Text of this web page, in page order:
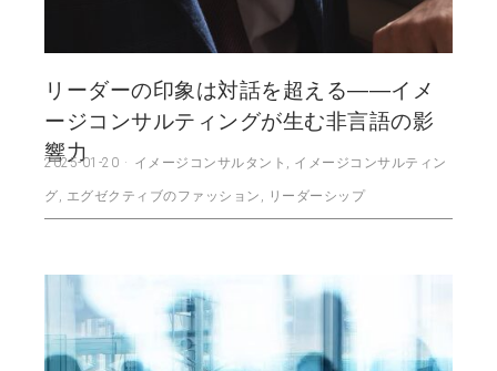
リーダーの印象は対話を超える――イメ
ージコンサルティングが生む非言語の影
響力
2025-01-20 イメージコンサルタント , イメージコンサルティン
グ, エグゼクティブのファッション , リーダーシップ